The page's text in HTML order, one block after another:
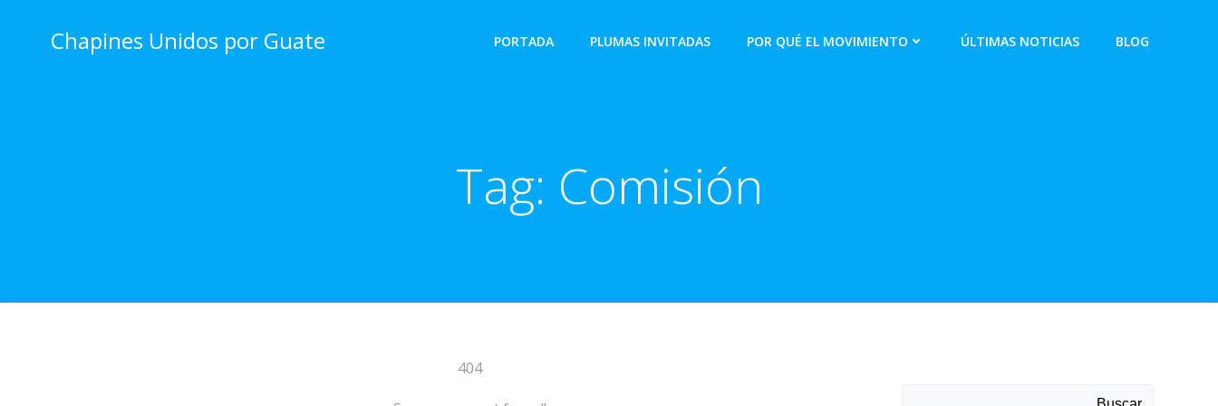
Chapines Unidos por Guate PORTADA PLUMAS INVITADAS POR QUÉ EL MOVIMIENTO ÚLTIMAS NOTICIAS BLOG
Tag: Comisión
404